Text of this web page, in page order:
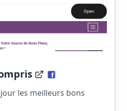
les meilleurs bons